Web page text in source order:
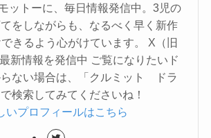
ットーに、毎日情報発信中。3児の
をしながらも、なるべく早く新作
きるよう心がけています。 X（旧
新情報を発信中 ご覧になりたいド
ない場合は、「クルミット ドラ
検索してみてくださいね！
いプロフィールはこちら